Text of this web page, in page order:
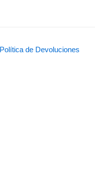
Política de Devoluciones